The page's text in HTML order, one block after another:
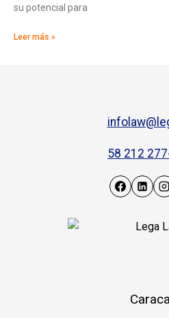
su potencial para
Leer más »
58 212